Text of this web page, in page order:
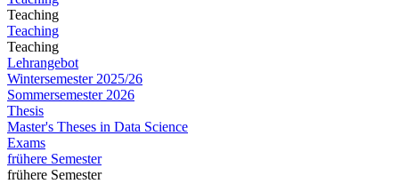
Teaching
Teaching
Teaching
Lehrangebot
Wintersemester 2025/26
Sommersemester 2026
Thesis
Master's Theses in Data Science
Exams
frühere Semester
frühere Semester